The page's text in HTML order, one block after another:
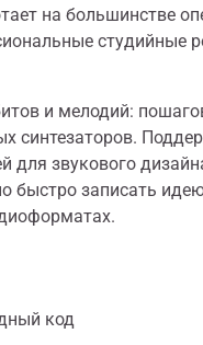
на большинстве
студийные
и мелодий:
для звукового
записать
код